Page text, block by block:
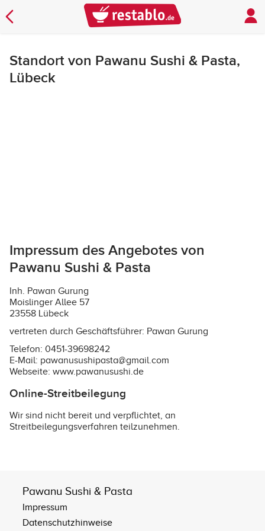
Standort von Pawanu Sushi & Pasta,
Lübeck
Impressum des Angebotes von
Pawanu Sushi & Pasta
Inh. Pawan Gurung
Moislinger Allee 57
23558 Lübeck
vertreten durch Geschäftsführer: Pawan Gurung
Telefon: 0451-39698242
E-Mail: pawanusushipasta@gmail.com
Webseite: www.pawanusushi.de
Online-Streitbeilegung
Wir sind nicht bereit und verpflichtet, an
Streitbeilegungsverfahren teilzunehmen.
Pawanu Sushi & Pasta
Impressum
Datenschutzhinweise